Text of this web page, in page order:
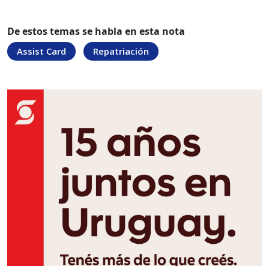
De estos temas se habla en esta nota
Assist Card Repatriación